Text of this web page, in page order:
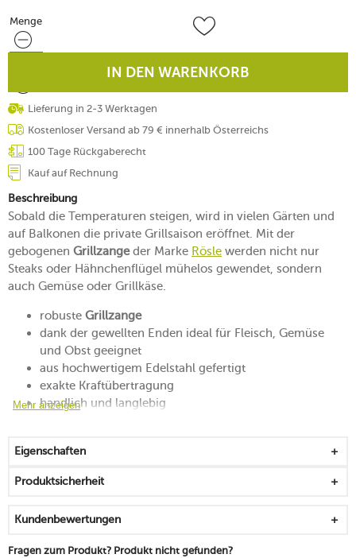
Menge
Menge
IN DEN WARENKORB
Lieferung in 2-3 Werktagen
Kostenloser Versand ab 79 € innerhalb Österreichs
100 Tage Rückgaberecht
Kauf auf Rechnung
Beschreibung
Sobald die Temperaturen steigen, wird in vielen Gärten und
auf Balkonen die private Grillsaison eröffnet. Mit der
gebogenen Grillzangeder Marke Rösle werden nicht nur
Steaks oder Hähnchenflügel mühelos gewendet, sondern
auch Gemüse oder Grillkäse.
robuste Grillzange
dank der gewellten Enden ideal für Fleisch, Gemüse
und Obst geeignet
aus hochwertigem Edelstahl gefertigt
exakte Kraftübertragung
handlich und langlebig
Mehr anzeigen
Eigenschaften
Produktsicherheit
Kundenbewertungen
Fragen zum Produkt? Produkt nicht gefunden?